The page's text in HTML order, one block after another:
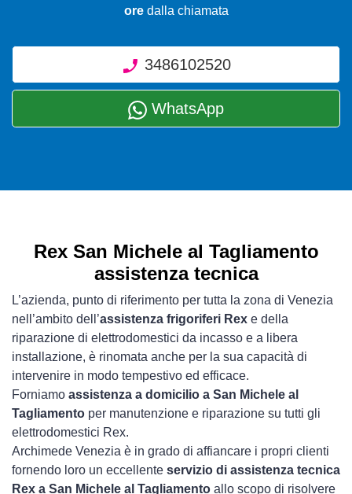
oredalla chiamata
3486102520
WhatsApp
Rex San Michele al Tagliamento
assistenza tecnica
L’azienda, punto di riferimento per tutta la zona di Venezia
nell’ambito dell’assistenza frigoriferi Rex e della
riparazione di elettrodomestici da incasso e a libera
installazione, è rinomata anche per la sua capacità di
intervenire in modo tempestivo ed efficace.
Forniamo assistenza a domicilio a San Michele al
Tagliamento per manutenzione e riparazione su tutti gli
elettrodomestici Rex.
Archimede Venezia è in grado di affiancare i propri clienti
fornendo loro un eccellente servizio di assistenza tecnica
Rex a San Michele al Tagliamento allo scopo di risolvere